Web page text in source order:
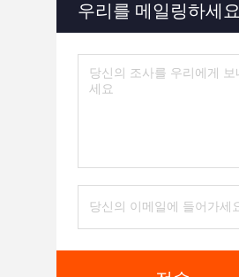
우리를 메일링하세요